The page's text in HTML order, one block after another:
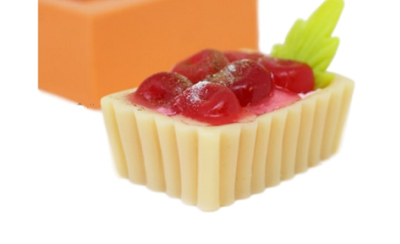
Extratos
Matéria Prima
Corante, Pigmento e Óxido